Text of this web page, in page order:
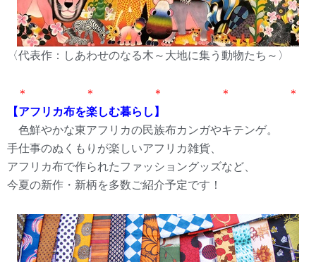
〈代表作：しあわせのなる木～大地に集う動物たち～〉
＊ ＊ ＊ ＊ ＊
【アフリカ布を楽しむ暮らし】
色鮮やかな東アフリカの民族布カンガやキテンゲ。
手仕事のぬくもりが楽しいアフリカ雑貨、
アフリカ布で作られたファッショングッズなど、
今夏の新作・新柄を多数ご紹介予定です！